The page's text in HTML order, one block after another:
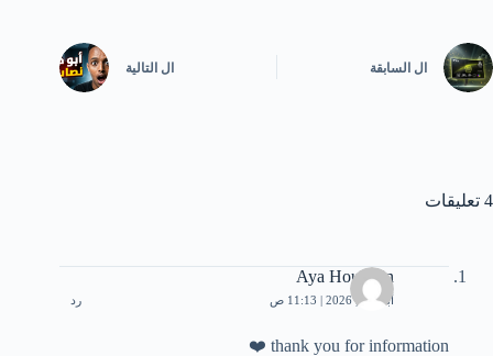
ال السابقة ال التالية
4 تعليقات
Aya Houssein
أبريل 3, 2026 | 11:13 ص رد
thank you for information ❤️